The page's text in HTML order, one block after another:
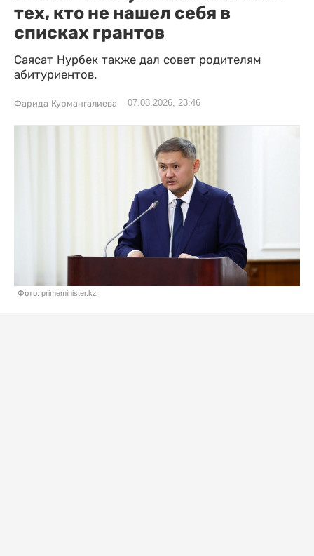
тех, кто не нашел себя в
списках грантов
Саясат Нурбек также дал совет родителям
абитуриентов.
Фарида Курмангалиева 07.08.2026, 23:46
Фото: primeminister.kz